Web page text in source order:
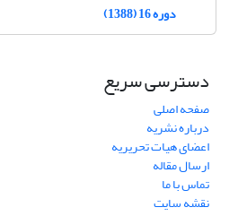
دوره 16 (1388)
دسترسی سریع
صفحه اصلی
درباره نشریه
اعضای هیات تحریریه
ارسال مقاله
تماس با ما
نقشه سایت